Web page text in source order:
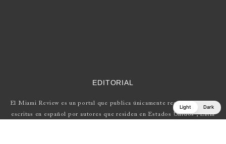
EDITORIAL
El Miami Review es un portal que publica únicamente reseñas de obras
escritas en español por autores que residen en Estados Unidos , Latin
Light Dark